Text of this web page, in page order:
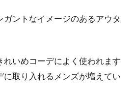
夏・秋・冬と季節に合わせて、色鮮やかな
街を彩ります。秋はモスグリーンや濃いベ
ガントなイメージのあるアウタ
れいめコーデによく使われます
に取り入れるメンズが増えてい